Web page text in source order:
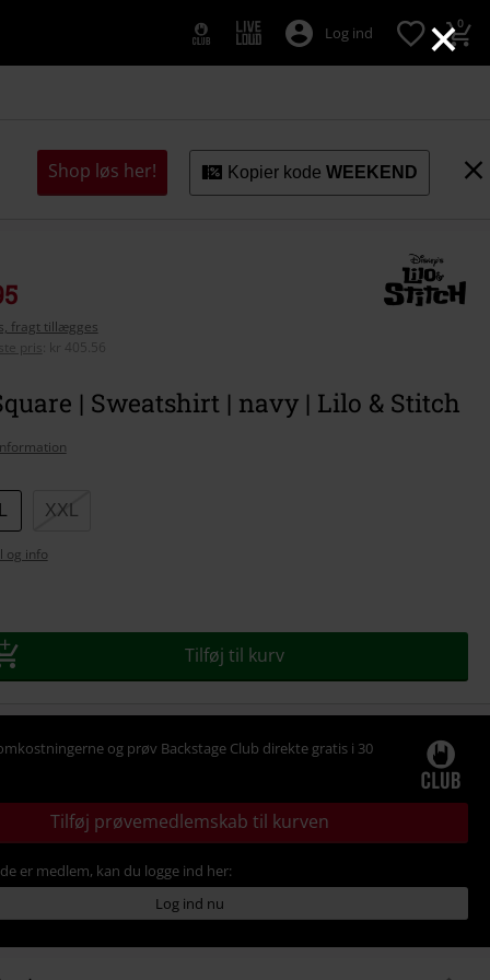
×
Log ind 0
Shop løs her! Kopier kode WEEKEND
fragt tillægges
pris
kr 405.56
| Sweatshirt | navy | Lilo & Stitch
XXL
og info
Tilføj til kurv
og prøv Backstage Club direkte gratis i 30
Tilføj prøvemedlemskab til kurven
er medlem, kan du logge ind her:
Log ind nu